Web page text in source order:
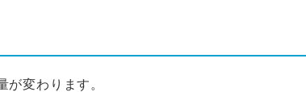
が変わります。